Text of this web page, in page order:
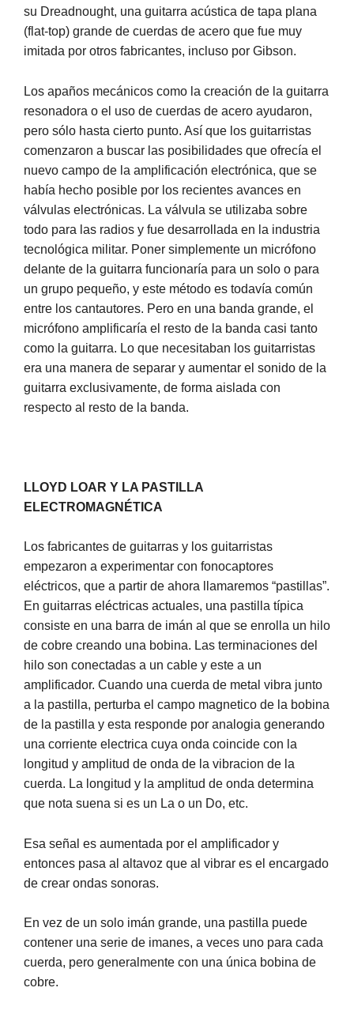
su Dreadnought, una guitarra acústica de tapa plana
(flat-top) grande de cuerdas de acero que fue muy
imitada por otros fabricantes, incluso por Gibson.
Los apaños mecánicos como la creación de la guitarra
resonadora o el uso de cuerdas de acero ayudaron,
pero sólo hasta cierto punto. Así que los guitarristas
comenzaron a buscar las posibilidades que ofrecía el
nuevo campo de la amplificación electrónica, que se
había hecho posible por los recientes avances en
válvulas electrónicas. La válvula se utilizaba sobre
todo para las radios y fue desarrollada en la industria
tecnológica militar. Poner simplemente un micrófono
delante de la guitarra funcionaría para un solo o para
un grupo pequeño, y este método es todavía común
entre los cantautores. Pero en una banda grande, el
micrófono amplificaría el resto de la banda casi tanto
como la guitarra. Lo que necesitaban los guitarristas
era una manera de separar y aumentar el sonido de la
guitarra exclusivamente, de forma aislada con
respecto al resto de la banda.
LLOYD LOAR Y LA PASTILLA
ELECTROMAGNÉTICA
Los fabricantes de guitarras y los guitarristas
empezaron a experimentar con fonocaptores
eléctricos, que a partir de ahora llamaremos “pastillas”.
En guitarras eléctricas actuales, una pastilla típica
consiste en una barra de imán al que se enrolla un hilo
de cobre creando una bobina. Las terminaciones del
hilo son conectadas a un cable y este a un
amplificador. Cuando una cuerda de metal vibra junto
a la pastilla, perturba el campo magnetico de la bobina
de la pastilla y esta responde por analogia generando
una corriente electrica cuya onda coincide con la
longitud y amplitud de onda de la vibracion de la
cuerda. La longitud y la amplitud de onda determina
que nota suena si es un La o un Do, etc.
Esa señal es aumentada por el amplificador y
entonces pasa al altavoz que al vibrar es el encargado
de crear ondas sonoras.
En vez de un solo imán grande, una pastilla puede
contener una serie de imanes, a veces uno para cada
cuerda, pero generalmente con una única bobina de
cobre.